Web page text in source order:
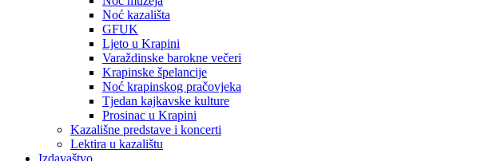
Noć kazališta
GFUK
Ljeto u Krapini
Varaždinske barokne večeri
Krapinske špelancije
Noć krapinskog pračovjeka
Tjedan kajkavske kulture
Prosinac u Krapini
Kazališne predstave i koncerti
Lektira u kazalištu
Izdavaštvo